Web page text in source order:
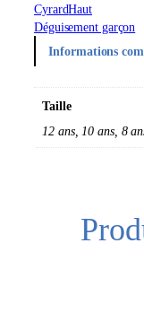
CyrardHaut
Déguisement garçon
Informations
Taille
12 ans, 10 ans, 8